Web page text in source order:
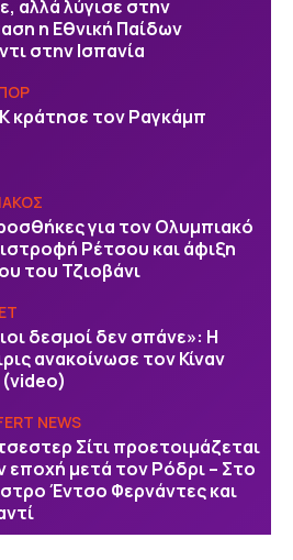
αλλά λύγισε στην
η Εθνική Παίδων
στην Ισπανία
κράτησε τον Ραγκάμπ
για τον Ολυμπιακό
Ρέτσου και άφιξη
του Τζιοβάνι
δεσμοί δεν σπάνε»: Η
ανακοίνωσε τον Κίναν
NEWS
Σίτι προετοιμάζεται
εποχή μετά τον Ρόδρι – Στο
Έντσο Φερνάντες και